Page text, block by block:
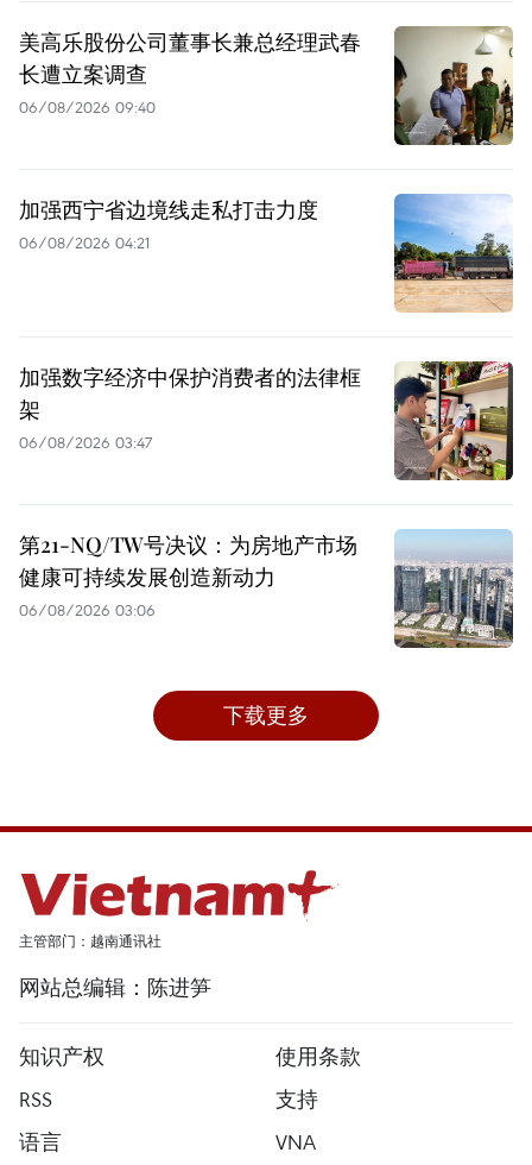
美高乐股份公司董事长兼总经理武春
长遭立案调查
06/08/2026 09:40
加强西宁省边境线走私打击力度
06/08/2026 04:21
加强数字经济中保护消费者的法律框
架
06/08/2026 03:47
第21-NQ/TW号决议：为房地产市场
健康可持续发展创造新动力
06/08/2026 03:06
下载更多
主管部门：越南通讯社
网站总编辑：陈进笋
知识产权
使用条款
RSS
支持
语言
VNA